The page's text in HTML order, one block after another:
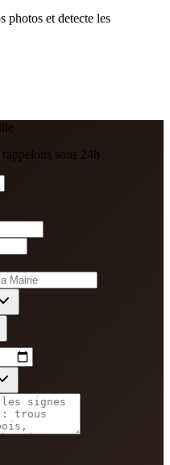
photos et detecte les
sous 24h